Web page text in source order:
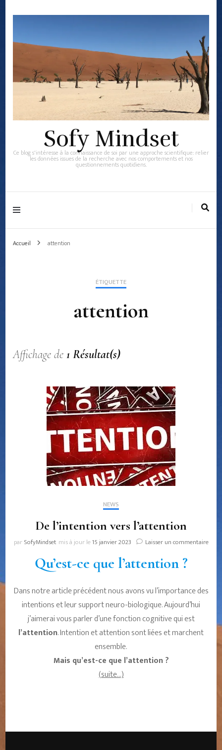
Sofy Mindset
Ce blog s'intéresse à la connaissance de soi par une approche scientifique: relier
les données issues de la recherche avec nos comportements et nos
questionnements quotidiens.
Accueil attention
ÉTIQUETTE
attention
Affichage de1 Résultat(s)
NEWS
De l’intention vers l’attention
parSofyMindset mis à jour le15 janvier 2023 Laisser un commentairesur
Qu’est-ce que l’attention ?
Dans notre article précédent nous avons vu l’importance des
intentions et leur support neuro-biologique. Aujourd’hui
j’aimerai vous parler d’une fonction cognitive qui est
l’attention. Intention et attention sont liées et marchent
ensemble.
Mais qu’est-ce que l’attention ?
(suite…)